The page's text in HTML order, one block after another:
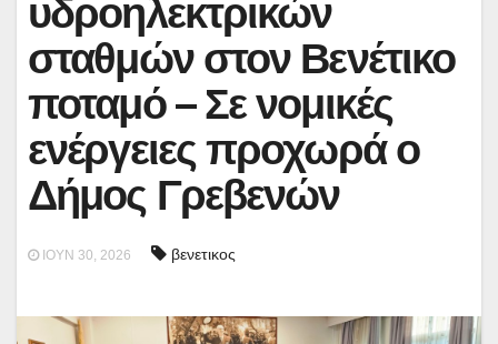
υδροηλεκτρικών
σταθμών στον Βενέτικο
ποταμό – Σε νομικές
ενέργειες προχωρά ο
Δήμος Γρεβενών
ΙΟΎΝ 30, 2026 βενετικος